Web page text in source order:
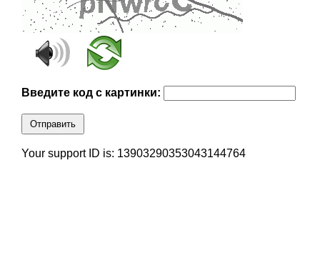
Введите код с картинки:
Отправить
Your support ID is: 13903290353043144764